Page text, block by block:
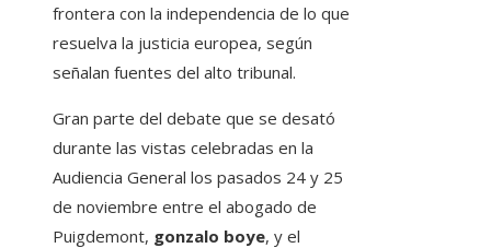
frontera con la independencia de lo que
resuelva la justicia europea, según
señalan fuentes del alto tribunal.
Gran parte del debate que se desató
durante las vistas celebradas en la
Audiencia General los pasados ​​24 y 25
de noviembre entre el abogado de
Puigdemont, gonzalo boye, y el